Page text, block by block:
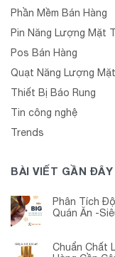
Phần Mềm Bán Hàng
Pin Năng Lượng Mặt
Pos Bán Hàng
Quạt Năng Lượng
Thiết Bị Báo Rung
Tin công nghệ
Trends
BÀI VIẾT GẦN ĐÂY
Phân Tích
Quán Ăn -
Chuẩn Chất